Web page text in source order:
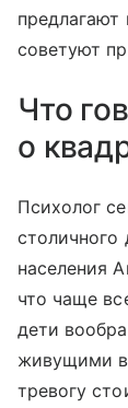
предлагают
советуют
Что
о
Психолог
столичного
населения
что чаще
дети
живущими
тревогу